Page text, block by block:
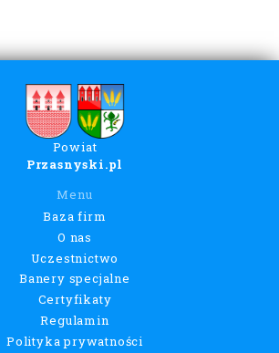
Powiat
Przasnyski.pl
Menu
Baza firm
O nas
Uczestnictwo
Banery specjalne
Certyfikaty
Regulamin
Polityka prywatności